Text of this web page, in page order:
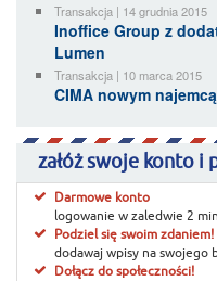
Transakcja | 14 grudnia 2015
Inoffice Group z
Lumen
Transakcja | 10 marca 2015
CIMA nowym
załóż swoje konto i
Darmowe konto
logowanie w zaledwie 2
Podziel się swoim zdaniem!
dodawaj wpisy na swojego
Dołącz do społeczności!